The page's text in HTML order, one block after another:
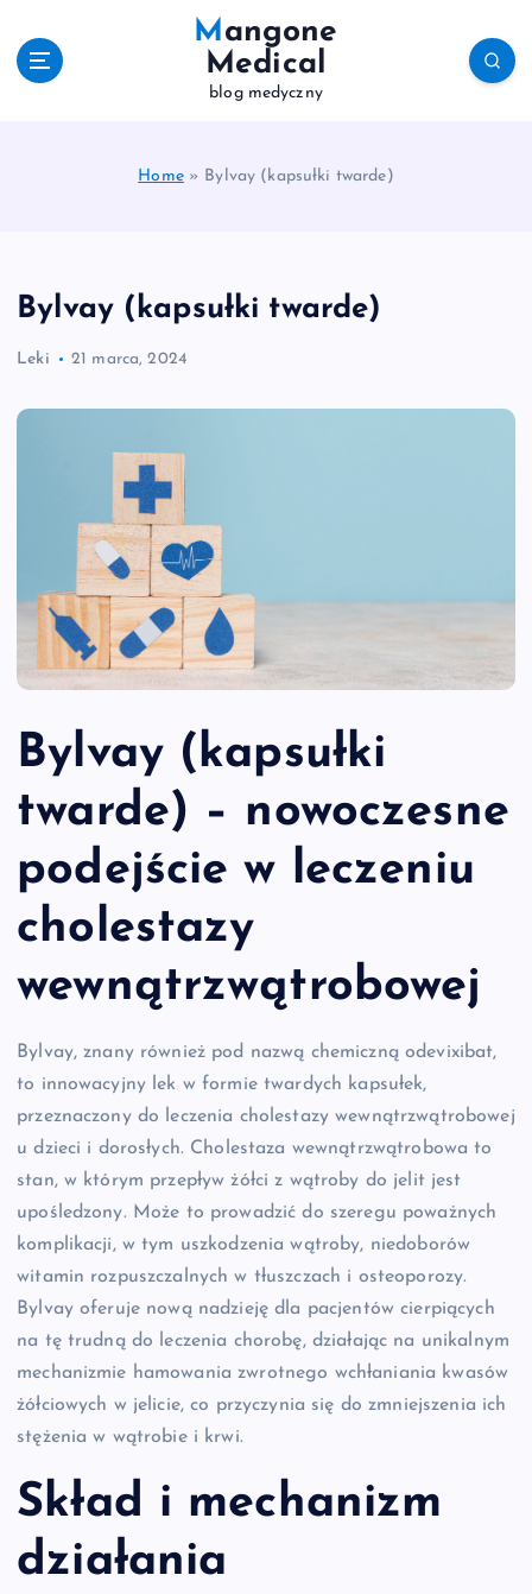
Mangone
Medical
blog medyczny
Home» Bylvay (kapsułki twarde)
Bylvay (kapsułki twarde)
Leki 21 marca, 2024
Bylvay (kapsułki
twarde) – nowoczesne
podejście w leczeniu
cholestazy
wewnątrzwątrobowej
Bylvay, znany również pod nazwą chemiczną odevixibat,
to innowacyjny lek w formie twardych kapsułek,
przeznaczony do leczenia cholestazy wewnątrzwątrobowej
u dzieci i dorosłych. Cholestaza wewnątrzwątrobowa to
stan, w którym przepływ żółci z wątroby do jelit jest
upośledzony. Może to prowadzić do szeregu poważnych
komplikacji, w tym uszkodzenia wątroby, niedoborów
witamin rozpuszczalnych w tłuszczach i osteoporozy.
Bylvay oferuje nową nadzieję dla pacjentów cierpiących
na tę trudną do leczenia chorobę, działając na unikalnym
mechanizmie hamowania zwrotnego wchłaniania kwasów
żółciowych w jelicie, co przyczynia się do zmniejszenia ich
stężenia w wątrobie i krwi.
Skład i mechanizm
działania